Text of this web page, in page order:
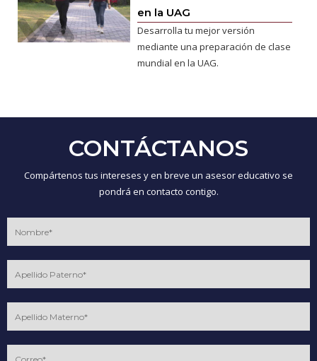
en la UAG
Desarrolla tu mejor versión
mediante una preparación de clase
mundial en la UAG.
CONTÁCTANOS
Compártenos tus intereses y en breve un asesor educativo se
pondrá en contacto contigo.